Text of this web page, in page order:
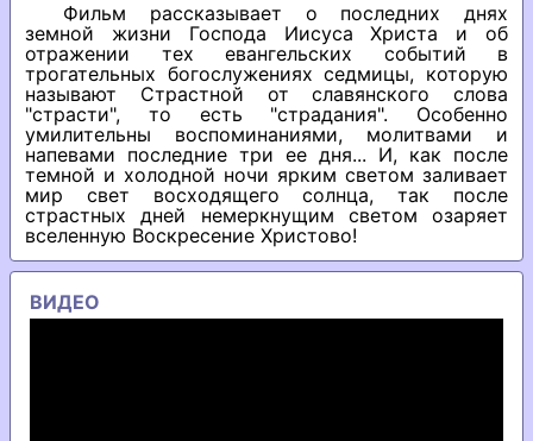
Фильм рассказывает о последних днях
земной жизни Господа Иисуса Христа и об
отражении тех евангельских событий в
трогательных богослужениях седмицы, которую
называют Страстной от славянского слова
"страсти", то есть "страдания". Особенно
умилительны воспоминаниями, молитвами и
напевами последние три ее дня... И, как после
темной и холодной ночи ярким светом заливает
мир свет восходящего солнца, так после
страстных дней немеркнущим светом озаряет
вселенную Воскресение Христово!
ВИДЕО